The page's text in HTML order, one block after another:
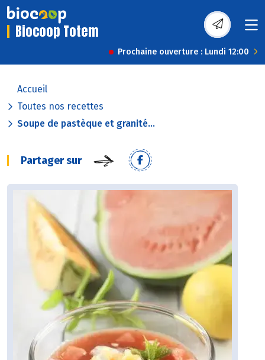
Biocoop Totem
Prochaine ouverture : Lundi 12:00
Accueil
Toutes nos recettes
Soupe de pastèque et granité...
Partager sur